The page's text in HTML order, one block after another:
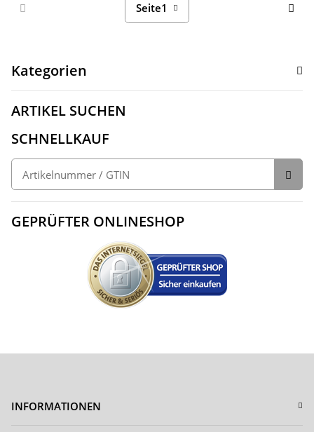
Seite1
Kategorien
ARTIKEL SUCHEN
SCHNELLKAUF
GEPRÜFTER ONLINESHOP
INFORMATIONEN